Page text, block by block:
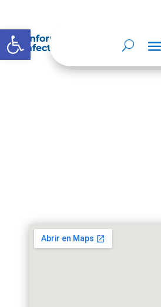
Abrir barra de herramientas
Información sobre
afectar al público